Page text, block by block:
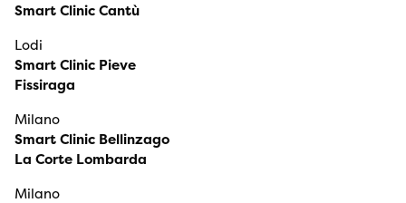
Smart Clinic Cantù
Lodi
Smart Clinic Pieve
Fissiraga
Milano
Smart Clinic Bellinzago
La Corte Lombarda
Milano